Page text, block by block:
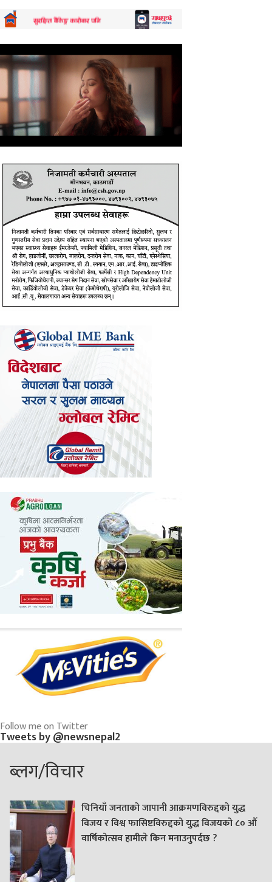
Follow me on Twitter
Tweets by @newsnepal2
ब्लग/विचार
चिनियाँ जनताको जापानी आक्रमणविरुद्दको युद्ध
विजय र विश्व फासिष्टविरुद्दको युद्ध विजयको ८० औं
वार्षिकोत्सव हामीले किन मनाउनुपर्दछ ?